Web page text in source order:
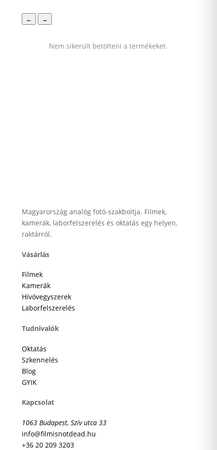
← →
Nem sikerült betölteni a termékeket.
Magyarország analóg fotó-szakboltja. Filmek,
kamerák, laborfelszerelés és oktatás egy helyen,
raktárról.
Vásárlás
Filmek
Kamerák
Hívóvegyszerek
Laborfelszerelés
Tudnivalók
Oktatás
Szkennelés
Blog
GYIK
Kapcsolat
1063 Budapest, Szív utca 33
info@filmisnotdead.hu
+36 20 209 3203